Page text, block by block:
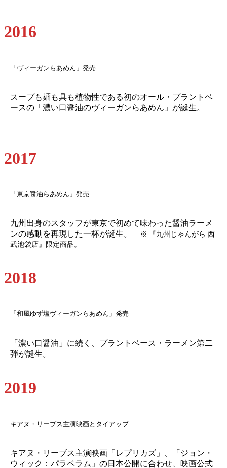
2016
「ヴィーガンらあめん」発売
スープも麺も具も植物性である初のオール・プラントベ
ースの「濃い口醤油のヴィーガンらあめん」が誕生。
2017
「東京醤油らあめん」発売
九州出身のスタッフが東京で初めて味わった醤油ラーメ
ンの感動を再現した一杯が誕生。
※ 『九州じゃんがら 西
武池袋店』限定商品。
2018
「和風ゆず塩ヴィーガンらあめん」発売
「濃い口醤油」に続く、プラントベース・ラーメン第二
弾が誕生。
2019
キアヌ・リーブス主演映画とタイアップ
キアヌ・リーブス主演映画「レプリカズ」、「ジョン・
ウィック：パラベラム」の日本公開に合わせ、映画公式